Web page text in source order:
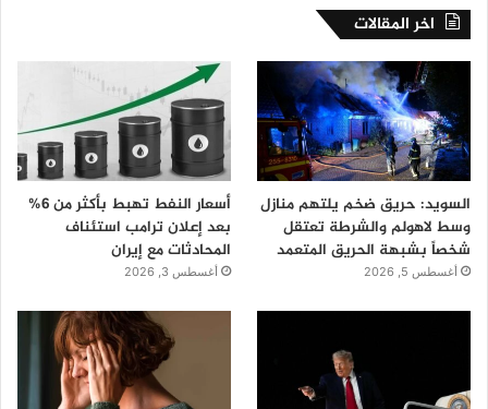
اخر المقالات
السويد: حريق ضخم يلتهم منازل
وسط لاهولم والشرطة تعتقل
شخصاً بشبهة الحريق المتعمد
أغسطس 5, 2026
أسعار النفط تهبط بأكثر من 6%
بعد إعلان ترامب استئناف
المحادثات مع إيران
أغسطس 3, 2026